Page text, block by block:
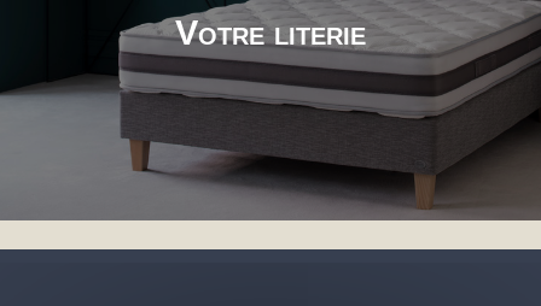
Votre literie